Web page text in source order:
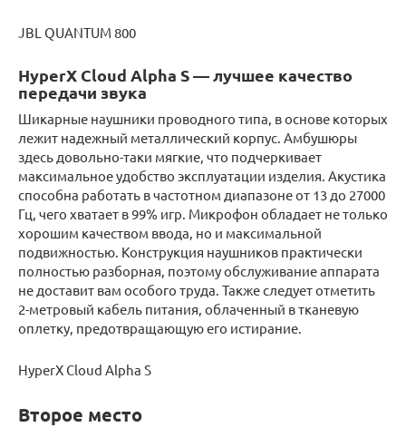
JBL QUANTUM 800
HyperX Cloud Alpha S — лучшее качество
передачи звука
Шикарные наушники проводного типа, в основе которых
лежит надежный металлический корпус. Амбушюры
здесь довольно-таки мягкие, что подчеркивает
максимальное удобство эксплуатации изделия. Акустика
способна работать в частотном диапазоне от 13 до 27000
Гц, чего хватает в 99% игр. Микрофон обладает не только
хорошим качеством ввода, но и максимальной
подвижностью. Конструкция наушников практически
полностью разборная, поэтому обслуживание аппарата
не доставит вам особого труда. Также следует отметить
2-метровый кабель питания, облаченный в тканевую
оплетку, предотвращающую его истирание.
HyperX Cloud Alpha S
Второе место